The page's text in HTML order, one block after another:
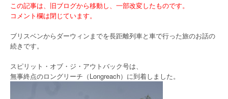
この記事は、旧ブログから移動し、一部改変したものです。
コメント欄は閉じています。
ブリスベンからダーウィンまでを長距離列車と車で行った旅のお話の
続きです。
スピリット・オブ・ジ・アウトバック号は、
無事終点のロングリーチ（Longreach）に到着しました。